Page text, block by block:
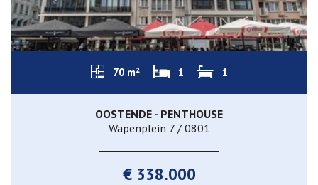
70 m² 1 1
OOSTENDE - PENTHOUSE
Wapenplein 7 / 0801
€ 338.000